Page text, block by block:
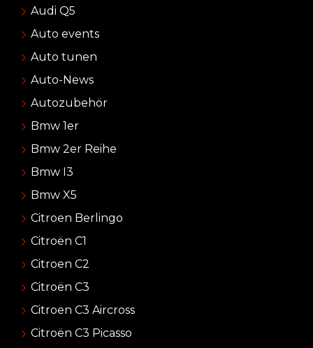
Audi Q5
Auto events
Auto tunen
Auto-News
Autozubehör
Bmw 1er
Bmw 2er Reihe
Bmw I3
Bmw X5
Citroen Berlingo
Citroën C1
Citroen C2
Citroën C3
Citroen C3 Aircross
Citroën C3 Picasso